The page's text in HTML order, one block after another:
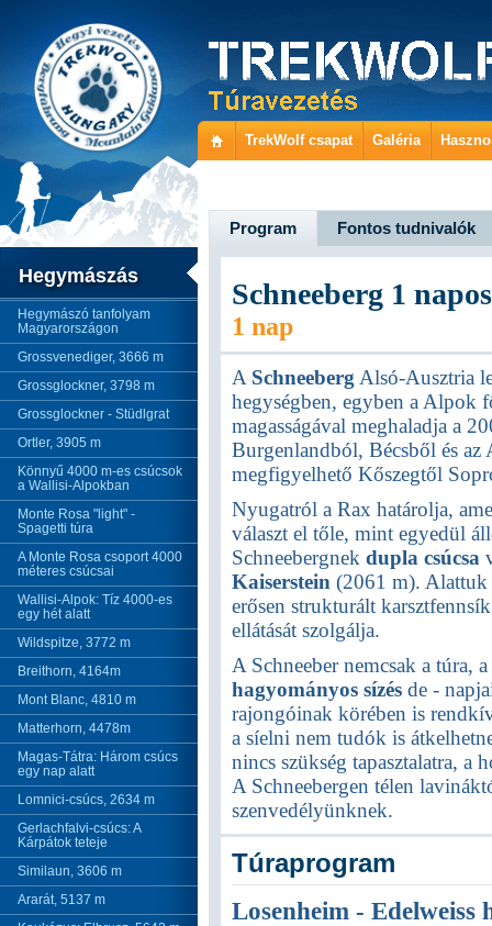
TrekWolf csapat Galéria
Hegymászás
Hegymászó tanfolyam
Magyarországon
Grossvenediger, 3666 m
Grossglockner, 3798 m
Grossglockner - Stüdlgrat
Ortler, 3905 m
Könnyű 4000 m-es csúcsok
a Wallisi-Alpokban
Monte Rosa "light" -
Spagetti túra
A Monte Rosa csoport 4000
méteres csúcsai
Wallisi-Alpok: Tíz 4000-es
egy hét alatt
Wildspitze, 3772 m
Breithorn, 4164m
Mont Blanc, 4810 m
Matterhorn, 4478m
Magas-Tátra: Három csúcs
egy nap alatt
Lomnici-csúcs, 2634 m
Gerlachfalvi-csúcs: A
Kárpátok teteje
Similaun, 3606 m
Ararát, 5137 m
Program Fontos tudnivalók
Schneeberg 1
1 nap
A Schneeberg Alsó-Ausztria
hegységben, egyben a Alpok
magasságával meghaladja a
Burgenlandból, Bécsből és
megfigyelhető Kőszegtől
Nyugatról a Rax határolja,
választ el tőle, mint egyedül
Schneebergnek dupla csúcsa
Kaiserstein (2061 m). Alattuk
erősen strukturált
ellátását szolgálja.
A Schneeber nemcsak a túra, a
hagyományos sízés de -
rajongóinak körében is
a síelni nem tudók is
nincs szükség tapasztalatra, a
A Schneebergen télen
szenvedélyünknek.
Túraprogram
Losenheim - Edelweiss